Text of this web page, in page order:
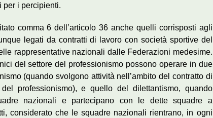
per i percipienti.
comma 6 dell’articolo 36 anche quelli corrisposti agli
legati da contratti di lavoro con società sportive del
rappresentative nazionali dalle Federazioni medesime.
del settore del professionismo possono operare in due
(quando svolgono attività nell’ambito del contratto di
professionismo), e quello del dilettantismo, quando
nazionali e partecipano con le dette squadre a
considerato che le squadre nazionali rientrano, in ogni